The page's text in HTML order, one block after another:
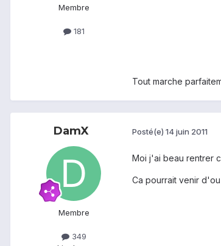
Membre
181
Tout marche
DamX
Membre
349
Posté(e) 14 juin 2011
Moi j'ai beau rentrer
Ca pourrait venir d'ou